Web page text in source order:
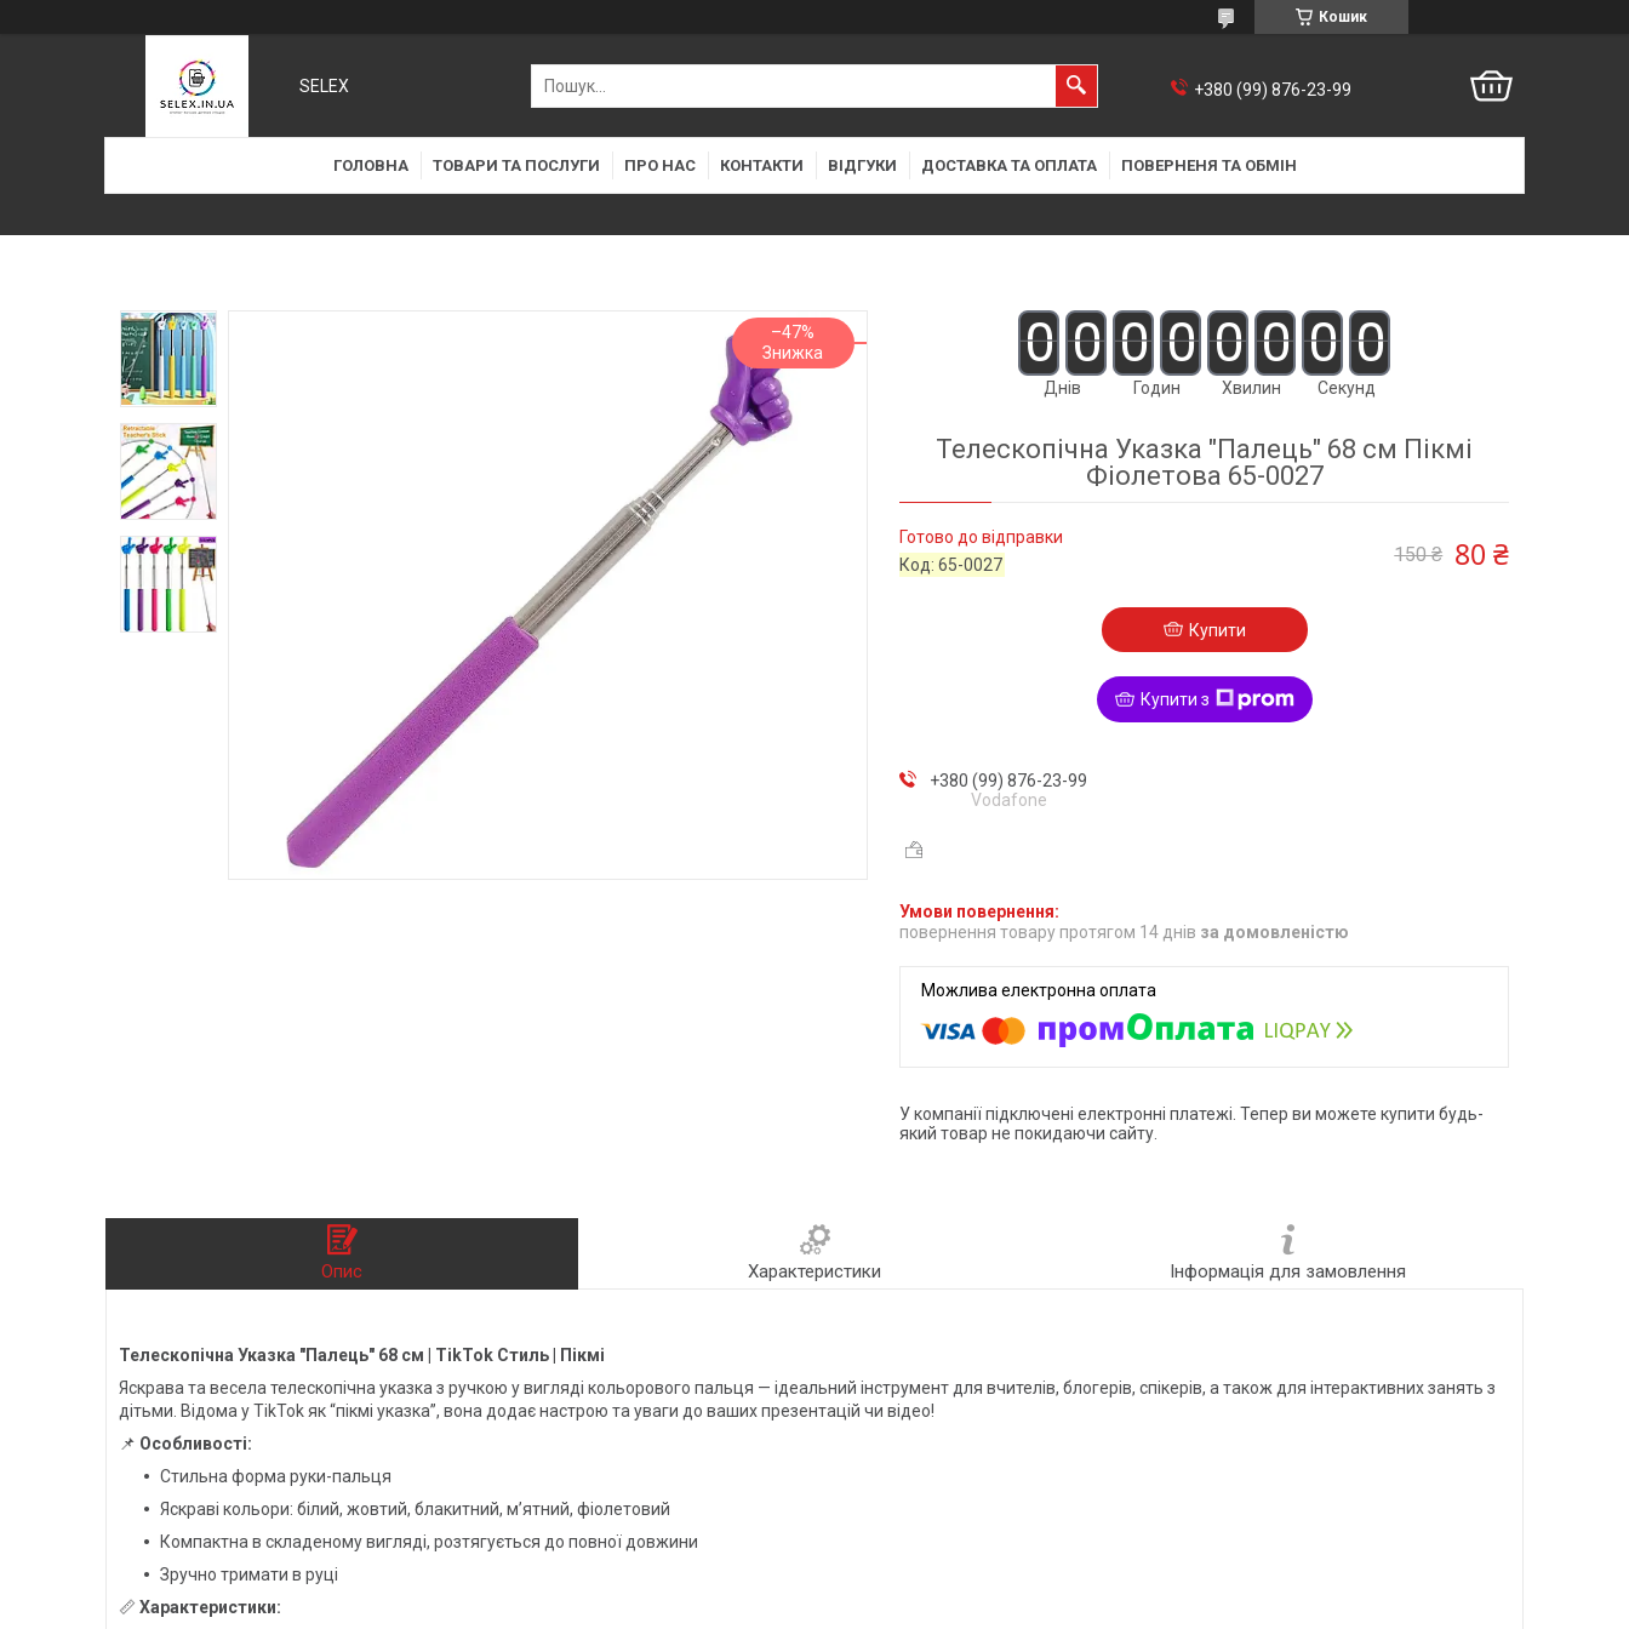
Кошик
SELEX +380 (99) 876-23-99
ГОЛОВНА ТОВАРИ ТА ПОСЛУГИ ПРО НАС КОНТАКТИ ВІДГУКИ ДОСТАВКА ТА ОПЛАТА ПОВЕРНЕНЯ ТА ОБМІН
–47% 0 0
Днів
0 0
Годин
0 0
Хвилин
0 0
Секунд
Телескопічна Указка "Палець" 68 см Пікмі
Фіолетова 65-0027
Готово до відправки
Код:65-0027 150 ₴ 80 ₴
Купити
Купити з
+380 (99) 876-23-99
Vodafone
повернення товару протягом 14 днів за домовленістю
У компанії підключені електронні платежі. Тепер ви можете купити будь-
який товар не покидаючи сайту.
Опис Характеристики Інформація для замовлення
Телескопічна Указка "Палець" 68 см | TikTok Стиль | Пікмі
Яскрава та весела телескопічна указка з ручкою у вигляді кольорового пальця — ідеальний інструмент для вчителів, блогерів, спікерів, а також для інтерактивних занять з
дітьми. Відома у TikTok як “пікмі указка”, вона додає настрою та уваги до ваших презентацій чи відео!
📌 Особливості:
Стильна форма руки-пальця
Яскраві кольори: білий, жовтий, блакитний, м’ятний, фіолетовий
Компактна в складеному вигляді, розтягується до повної довжини
Зручно тримати в руці
📏 Характеристики: